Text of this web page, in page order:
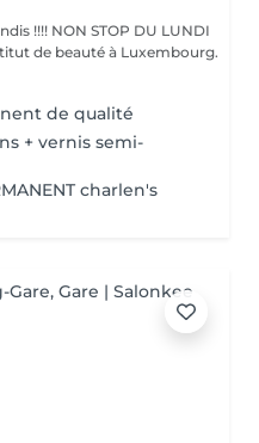
!!!! NON STOP DU LUNDI
de qualité
+ vernis semi-
charlen's